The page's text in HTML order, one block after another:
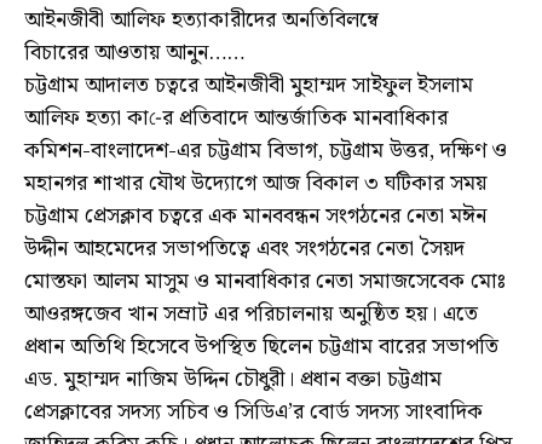
আইনজীবী আলিফ হত্যাকারীদের অনতিবিলম্বে
বিচারের আওতায় আনুন……
চট্টগ্রাম আদালত চত্বরে আইনজীবী মুহাম্মদ সাইফুল ইসলাম
আলিফ হত্যা কা-ের প্রতিবাদে আন্তর্জাতিক মানবাধিকার
কমিশন-বাংলাদেশ-এর চট্টগ্রাম বিভাগ, চট্টগ্রাম উত্তর, দক্ষিণ ও
মহানগর শাখার যৌথ উদ্যোগে আজ বিকাল ৩ ঘটিকার সময়
চট্টগ্রাম প্রেসক্লাব চত্বরে এক মানববন্ধন সংগঠনের নেতা মঈন
উদ্দীন আহমেদের সভাপতিত্বে এবং সংগঠনের নেতা সৈয়দ
মোস্তফা আলম মাসুম ও মানবাধিকার নেতা সমাজসেবেক মোঃ
আওরঙ্গজেব খান সম্রাট এর পরিচালনায় অনুষ্ঠিত হয়। এতে
প্রধান অতিথি হিসেবে উপস্থিত ছিলেন চট্টগ্রাম বারের সভাপতি
এড. মুহাম্মদ নাজিম উদ্দিন চৌধুরী। প্রধান বক্তা চট্টগ্রাম
প্রেসক্লাবের সদস্য সচিব ও সিডিএ’র বোর্ড সদস্য সাংবাদিক